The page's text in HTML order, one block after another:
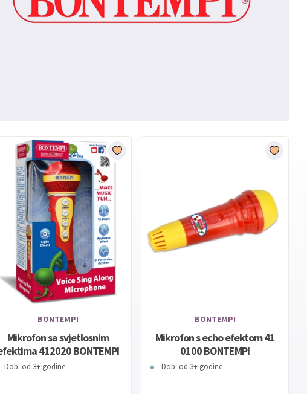
BONTEMPI
Mikrofon sa svjetlosnim
412020 BONTEMPI
Dob: od 3+ godine
BONTEMPI
Mikrofon s echo efektom 41
0100 BONTEMPI
Dob: od 3+ godine